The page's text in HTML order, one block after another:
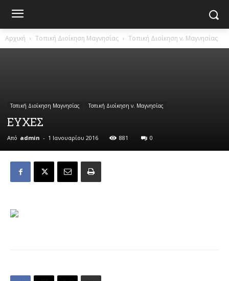
Αρχική Τοπική Διοίκηση Μαγνησίας Τοπική Διοίκηση ν. Μαγνησίας
Τοπική Διοίκηση Μαγνησίας Τοπική Διοίκηση ν. Μαγνησίας
ΕΥΧΕΣ
Από admin - 1 Ιανουαρίου 2016 881 0